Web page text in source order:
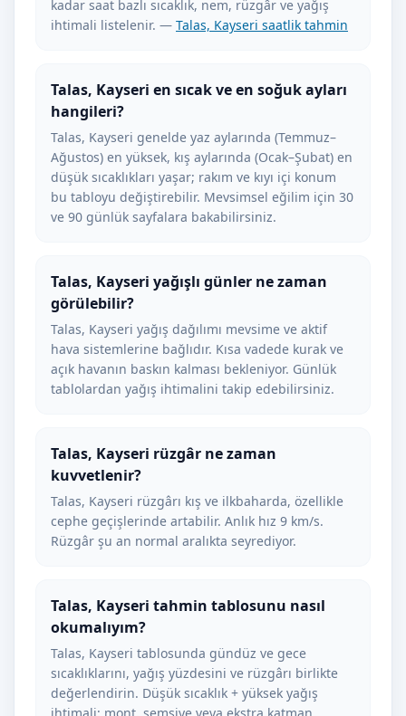
kadar saat bazlı sıcaklık, nem, rüzgâr ve yağış
ihtimali listelenir. — Talas, Kayseri saatlik tahmin
Talas, Kayseri en sıcak ve en soğuk ayları
hangileri?
Talas, Kayseri genelde yaz aylarında (Temmuz–
Ağustos) en yüksek, kış aylarında (Ocak–Şubat) en
düşük sıcaklıkları yaşar; rakım ve kıyı içi konum
bu tabloyu değiştirebilir. Mevsimsel eğilim için 30
ve 90 günlük sayfalara bakabilirsiniz.
Talas, Kayseri yağışlı günler ne zaman
görülebilir?
Talas, Kayseri yağış dağılımı mevsime ve aktif
hava sistemlerine bağlıdır. Kısa vadede kurak ve
açık havanın baskın kalması bekleniyor. Günlük
tablolardan yağış ihtimalini takip edebilirsiniz.
Talas, Kayseri rüzgâr ne zaman
kuvvetlenir?
Talas, Kayseri rüzgârı kış ve ilkbaharda, özellikle
cephe geçişlerinde artabilir. Anlık hız 9 km/s.
Rüzgâr şu an normal aralıkta seyrediyor.
Talas, Kayseri tahmin tablosunu nasıl
okumalıyım?
Talas, Kayseri tablosunda gündüz ve gece
sıcaklıklarını, yağış yüzdesini ve rüzgârı birlikte
değerlendirin. Düşük sıcaklık + yüksek yağış